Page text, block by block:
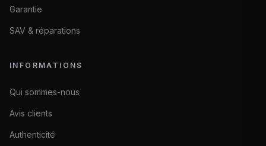
Garantie
SAV & réparations
INFORMATIONS
Qui sommes-nous
Avis clients
Authenticité